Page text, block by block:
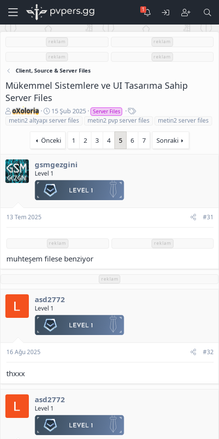
reklam reklam
reklam reklam
Client, Source & Server Files
Mükemmel Sistemlere ve UI Tasarıma Sahip
Server Files
K
o
h
i
b
oXoloria
B
a
a
g
ı
ç
t
a
15 Şub 2025 Server Files
E
t
metin2 altyapı server files metin2 pvp server files metin2 server files
Önceki 1 2 3 4 5 6 7 Sonraki
gsmgezgini
Level 1
13 Tem 2025 #31
reklam reklam
muhteşem filese benziyor
reklam
asd2772
Level 1
16 Ağu 2025 #32
thxxx
asd2772
Level 1